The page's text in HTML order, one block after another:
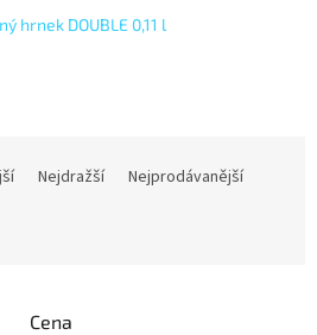
hrnek DOUBLE 0,11 l
Nejdražší
Nejprodávanější
Cena